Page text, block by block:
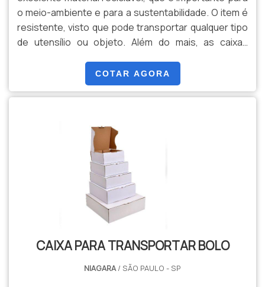
o meio-ambiente e para a sustentabilidade. O item é
resistente, visto que pode transportar qualquer tipo
de utensílio ou objeto. Além do mais, as caixas
personalizados e escolhidos pelo cliente. Ela é
excelente para a condução e armazenagem de
produtos, realizando uma ótima função.O PRODUTO
COTAR AGORA
CAIXA PARA TRANSPORTAR BOLO
NIAGARA/ SÃO PAULO - SP